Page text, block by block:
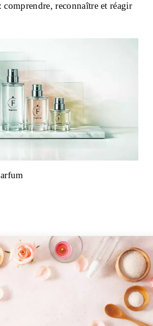
reconnaître et réagir